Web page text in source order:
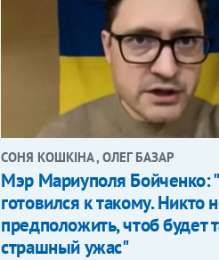
СОНЯ КОШКІНА , ОЛЕГ БАЗАР
Мэр Мариуполя Бойченко:
готовился к такому. Никто
предположить, чтоб будет
страшный ужас"